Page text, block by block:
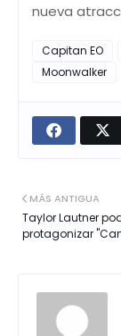
nueva
Capitan EO
Moonwalker
MÁS ANTIGUA
Taylor Lautner
protagonizar